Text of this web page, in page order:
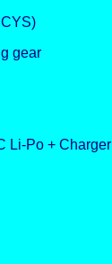
gear
Li-Po + Charger